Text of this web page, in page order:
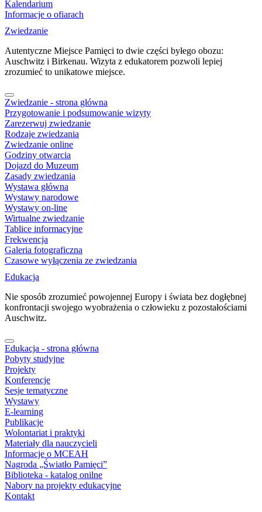
Kalendarium
Informacje o ofiarach
Zwiedzanie
Autentyczne Miejsce Pamięci to dwie części byłego obozu:
Auschwitz i Birkenau. Wizyta z edukatorem pozwoli lepiej
zrozumieć to unikatowe miejsce.
Zwiedzanie - strona główna
Przygotowanie i podsumowanie wizyty
Zarezerwuj zwiedzanie
Rodzaje zwiedzania
Zwiedzanie online
Godziny otwarcia
Dojazd do Muzeum
Zasady zwiedzania
Wystawa główna
Wystawy narodowe
Wystawy on-line
Wirtualne zwiedzanie
Tablice informacyjne
Frekwencja
Galeria fotograficzna
Czasowe wyłączenia ze zwiedzania
Edukacja
Nie sposób zrozumieć powojennej Europy i świata bez dogłębnej
konfrontacji swojego wyobrażenia o człowieku z pozostałościami
Auschwitz.
Edukacja - strona główna
Pobyty studyjne
Projekty
Konferencje
Sesje tematyczne
Wystawy
E-learning
Publikacje
Wolontariat i praktyki
Materiały dla nauczycieli
Informacje o MCEAH
Nagroda „Światło Pamięci”
Biblioteka - katalog onilne
Nabory na projekty edukacyjne
Kontakt